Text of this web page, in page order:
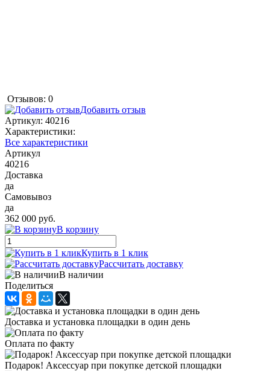
Отзывов: 0
Добавить отзыв
Артикул: 40216
Характеристики:
Все характеристики
Артикул
40216
Доставка
да
Самовывоз
да
362 000 руб.
В корзину
Купить в 1 клик
Рассчитать доставку
В наличии
Поделиться
Доставка и установка площадки в один день
Оплата по факту
Подарок! Аксессуар при покупке детской площадки